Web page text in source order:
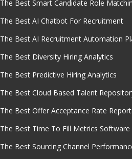
The Best Smart Candidate Role
The Best AI Chatbot For Recruitment
The Best AI Recruitment Automation
The Best Diversity Hiring Analytics
The Best Predictive Hiring Analytics
The Best Cloud Based Talent
The Best Offer Acceptance Rate
The Best Time To Fill Metrics Software
The Best Sourcing Channel